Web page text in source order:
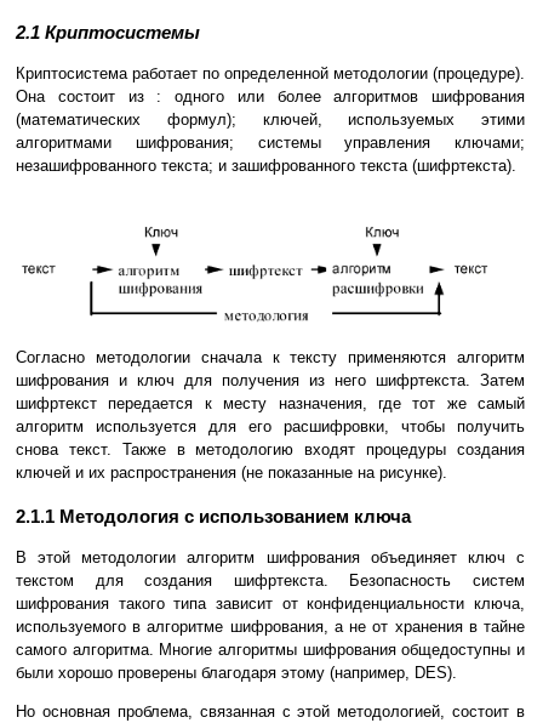
2.1 Криптосистемы
Криптосистема работает по определенной методологии (процедуре).
Она состоит из : одного или более алгоритмов шифрования
(математических формул); ключей, используемых этими
алгоритмами шифрования; системы управления ключами;
незашифрованного текста; и зашифрованного текста (шифртекста).
Согласно методологии сначала к тексту применяются алгоритм
шифрования и ключ для получения из него шифртекста. Затем
шифртекст передается к месту назначения, где тот же самый
алгоритм используется для его расшифровки, чтобы получить
снова текст. Также в методологию входят процедуры создания
ключей и их распространения (не показанные на рисунке).
2.1.1 Методология с использованием ключа
В этой методологии алгоритм шифрования объединяет ключ с
текстом для создания шифртекста. Безопасность систем
шифрования такого типа зависит от конфиденциальности ключа,
используемого в алгоритме шифрования, а не от хранения в тайне
самого алгоритма. Многие алгоритмы шифрования общедоступны и
были хорошо проверены благодаря этому (например, DES).
Но основная проблема, связанная с этой методологией, состоит в